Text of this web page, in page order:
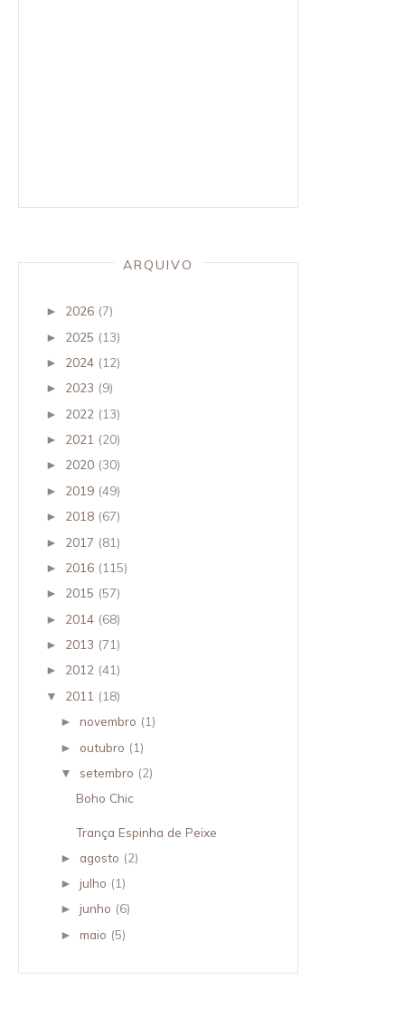
ARQUIVO
► 2026 (7)
► 2025 (13)
► 2024 (12)
► 2023 (9)
► 2022 (13)
► 2021 (20)
► 2020 (30)
► 2019 (49)
► 2018 (67)
► 2017 (81)
► 2016 (115)
► 2015 (57)
► 2014 (68)
► 2013 (71)
► 2012 (41)
▼ 2011 (18)
►novembro (1)
► outubro (1)
▼ setembro (2)
Boho Chic
Trança Espinha de Peixe
► agosto (2)
► julho (1)
► junho (6)
►maio (5)